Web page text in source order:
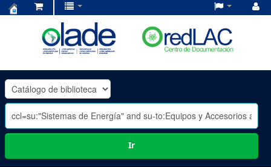
OLADE
-
Ir